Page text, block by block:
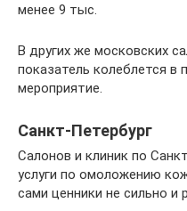
менее 9 тыс.
В других же московских
показатель колеблется в
мероприятие.
Санкт-Петербург
Салонов и клиник по
услуги по омоложению
сами ценники не сильно и